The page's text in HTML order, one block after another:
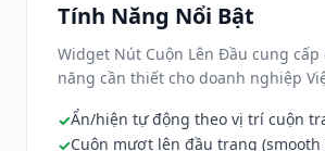
Tính Năng Nổi Bật
Widget Nút Cuộn Lên Đầu cung
năng cần thiết cho doanh nghiệp
Ẩn/hiện tự động theo vị trí cuộn
Cuộn mượt lên đầu trang (smooth